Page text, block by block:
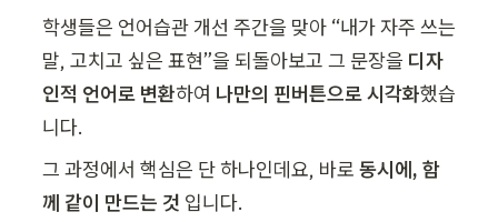
학생들은 언어습관 개선 주간을 맞아 “내가 자주 쓰는
말, 고치고 싶은 표현”을 되돌아보고 그 문장을 디자
인적 언어로 변환하여 나만의 핀버튼으로 시각화했습
니다.
그 과정에서 핵심은 단 하나인데요, 바로 동시에, 함
께 같이 만드는 것 입니다.